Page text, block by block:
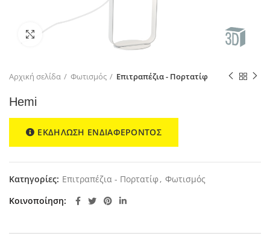
Click to enlarge
Αρχική σελίδα Φωτισμός Επιτραπέζια - Πορτατίφ
Hemi
ΕΚΔΗΛΩΣΗ ΕΝΔΙΑΦΕΡΟΝΤΟΣ
Κατηγορίες: Επιτραπέζια - Πορτατίφ, Φωτισμός
Κοινοποίηση